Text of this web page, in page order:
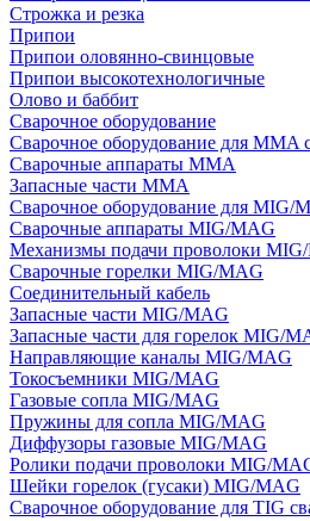
Строжка и резка
Припои
Припои оловянно-свинцовые
Припои высокотехнологичные
Олово и баббит
Сварочное оборудование
Сварочное оборудование для MMA
Сварочные аппараты MMA
Запасные части MMA
Сварочное оборудование для MIG/
Сварочные аппараты MIG/MAG
Механизмы подачи проволоки
Сварочные горелки MIG/MAG
Соединительный кабель
Запасные части MIG/MAG
Запасные части для горелок MIG/
Направляющие каналы MIG/MAG
Токосъемники MIG/MAG
Газовые сопла MIG/MAG
Пружины для сопла MIG/MAG
Диффузоры газовые MIG/MAG
Ролики подачи проволоки MIG/
Шейки горелок (гусаки) MIG/MAG
Сварочное оборудование для TIG